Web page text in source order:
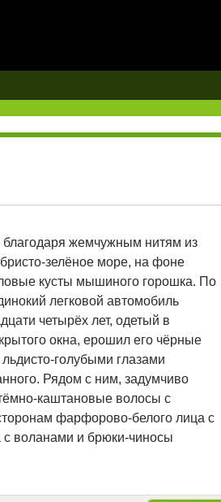
жемчужным нитям из
зелёное море, на фоне
кусты мышиного горошка. По
легковой автомобиль
четырёх лет, одетый в
окна, ерошил его чёрные
голубыми глазами
Рядом с ним, задумчиво
каштановые волосы с
фарфорово-белого лица с
с воланами и брюки-чиносы